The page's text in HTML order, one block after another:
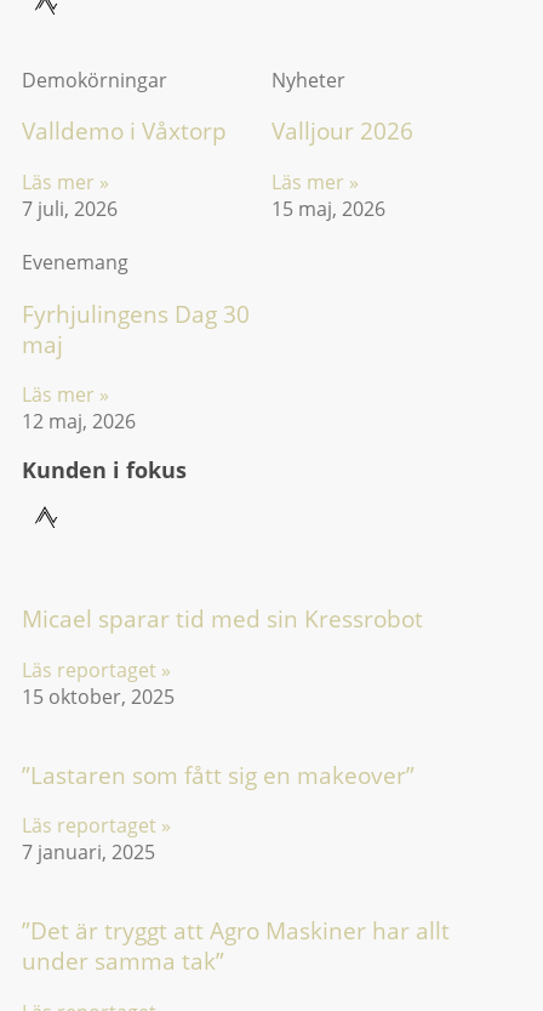
Demokörningar
Valldemo i Våxtorp
Läs mer »
7 juli, 2026
Nyheter
Valljour 2026
Läs mer »
15 maj, 2026
Evenemang
Fyrhjulingens Dag 30
maj
Läs mer »
12 maj, 2026
Kunden i fokus
Micael sparar tid med sin Kressrobot
Läs reportaget »
15 oktober, 2025
”Lastaren som fått sig en makeover”
Läs reportaget »
7 januari, 2025
”Det är tryggt att Agro Maskiner har allt
under samma tak”